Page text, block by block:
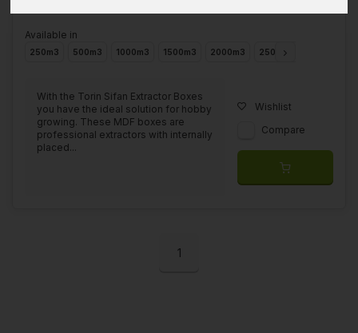
Available in
250m3 500m3 1000m3 1500m3 2000m3 2500m3
With the Torin Sifan Extractor Boxes
you have the ideal solution for hobby
growing. These MDF boxes are
professional extractors with internally
placed...
Wishlist
Compare
1